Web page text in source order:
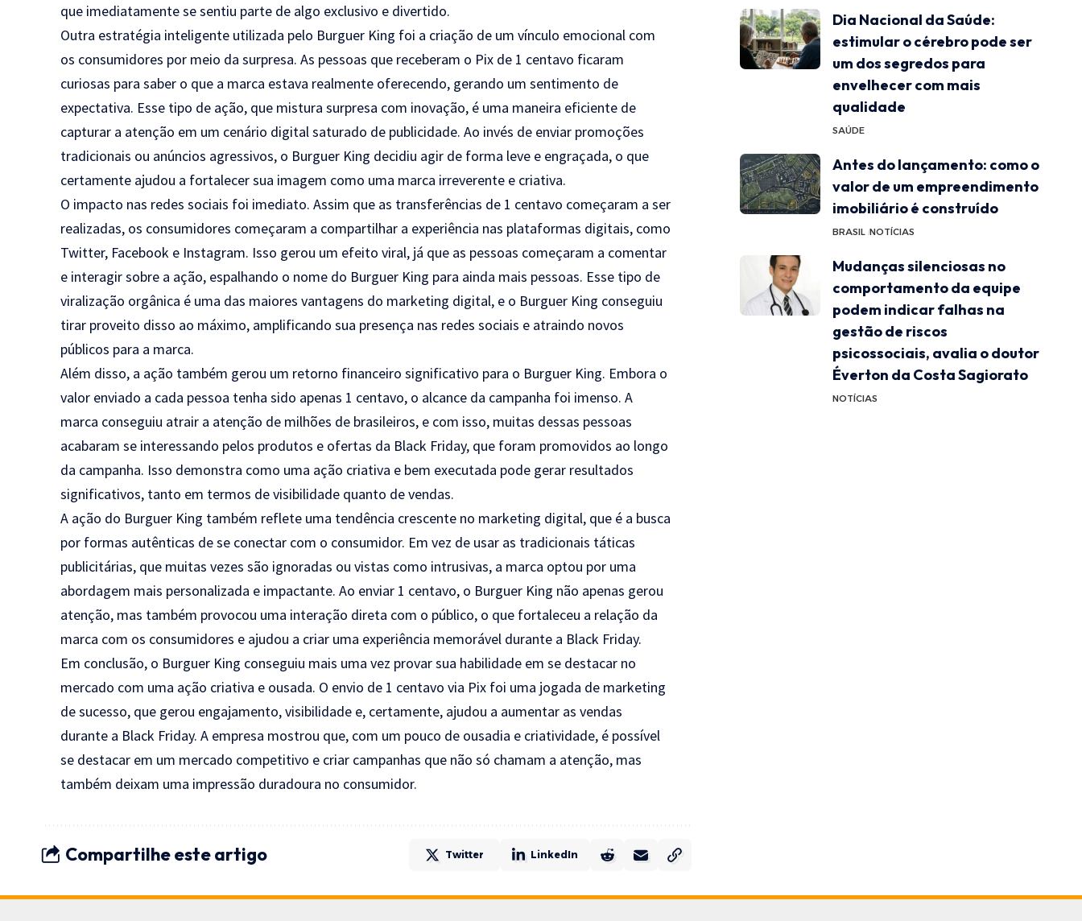
que imediatamente se sentiu parte de algo exclusivo e divertido.
Outra estratégia inteligente utilizada pelo Burguer King foi a criação de um vínculo emocional com
os consumidores por meio da surpresa. As pessoas que receberam o Pix de 1 centavo ficaram
curiosas para saber o que a marca estava realmente oferecendo, gerando um sentimento de
expectativa. Esse tipo de ação, que mistura surpresa com inovação, é uma maneira eficiente de
capturar a atenção em um cenário digital saturado de publicidade. Ao invés de enviar promoções
tradicionais ou anúncios agressivos, o Burguer King decidiu agir de forma leve e engraçada, o que
certamente ajudou a fortalecer sua imagem como uma marca irreverente e criativa.
O impacto nas redes sociais foi imediato. Assim que as transferências de 1 centavo começaram a ser
realizadas, os consumidores começaram a compartilhar a experiência nas plataformas digitais, como
Twitter, Facebook e Instagram. Isso gerou um efeito viral, já que as pessoas começaram a comentar
e interagir sobre a ação, espalhando o nome do Burguer King para ainda mais pessoas. Esse tipo de
viralização orgânica é uma das maiores vantagens do marketing digital, e o Burguer King conseguiu
tirar proveito disso ao máximo, amplificando sua presença nas redes sociais e atraindo novos
públicos para a marca.
Além disso, a ação também gerou um retorno financeiro significativo para o Burguer King. Embora o
valor enviado a cada pessoa tenha sido apenas 1 centavo, o alcance da campanha foi imenso. A
marca conseguiu atrair a atenção de milhões de brasileiros, e com isso, muitas dessas pessoas
acabaram se interessando pelos produtos e ofertas da Black Friday, que foram promovidos ao longo
da campanha. Isso demonstra como uma ação criativa e bem executada pode gerar resultados
significativos, tanto em termos de visibilidade quanto de vendas.
A ação do Burguer King também reflete uma tendência crescente no marketing digital, que é a busca
por formas autênticas de se conectar com o consumidor. Em vez de usar as tradicionais táticas
publicitárias, que muitas vezes são ignoradas ou vistas como intrusivas, a marca optou por uma
abordagem mais personalizada e impactante. Ao enviar 1 centavo, o Burguer King não apenas gerou
atenção, mas também provocou uma interação direta com o público, o que fortaleceu a relação da
marca com os consumidores e ajudou a criar uma experiência memorável durante a Black Friday.
Em conclusão, o Burguer King conseguiu mais uma vez provar sua habilidade em se destacar no
mercado com uma ação criativa e ousada. O envio de 1 centavo via Pix foi uma jogada de marketing
de sucesso, que gerou engajamento, visibilidade e, certamente, ajudou a aumentar as vendas
durante a Black Friday. A empresa mostrou que, com um pouco de ousadia e criatividade, é possível
se destacar em um mercado competitivo e criar campanhas que não só chamam a atenção, mas
também deixam uma impressão duradoura no consumidor.
Compartilhe este artigo Twitter LinkedIn
Dia Nacional da Saúde:
estimular o cérebro pode ser
um dos segredos para
envelhecer com mais
qualidade
SAÚDE
Antes do lançamento: como o
valor de um empreendimento
imobiliário é construído
BRASIL NOTÍCIAS
Mudanças silenciosas no
comportamento da equipe
podem indicar falhas na
gestão de riscos
psicossociais, avalia o doutor
Éverton da Costa Sagiorato
NOTÍCIAS